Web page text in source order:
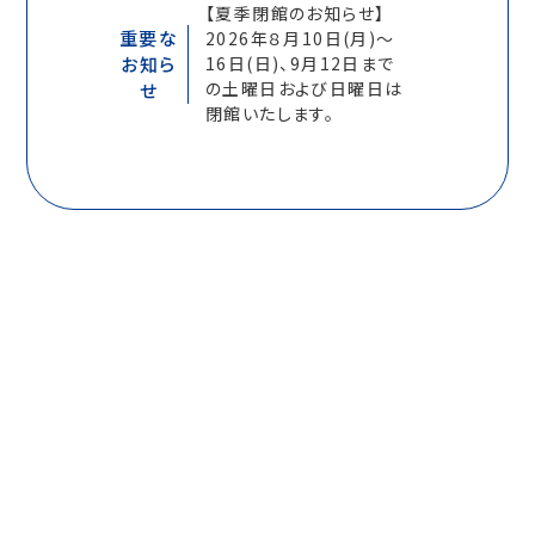
重要な
お知ら
せ
【夏季閉館のお知らせ】
2026年８月10日(月)～
16日(日)、9月12日まで
の土曜日および日曜日は
閉館いたします。